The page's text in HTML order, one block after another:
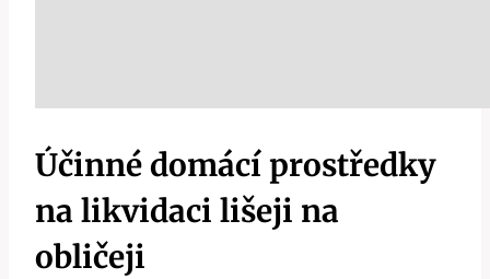
Účinné ​domácí prostředky
na likvidaci lišeji na
obličeji